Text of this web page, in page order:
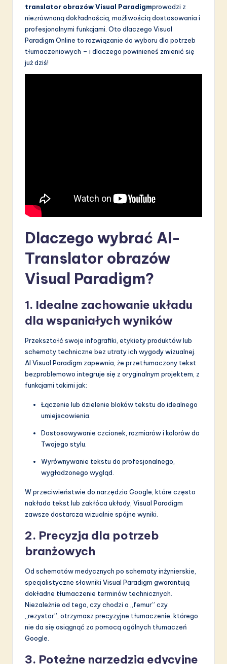
o
ti
translator obrazów Visual Paradigmprowadzi z
niezrównaną dokładnością, możliwością dostosowania i
profesjonalnymi funkcjami. Oto dlaczego Visual
Paradigm Online to rozwiązanie do wyboru dla potrzeb
tłumaczeniowych – i dlaczego powinieneś zmienić się
już dziś!
Dlaczego wybrać AI-
Translator obrazów
Visual Paradigm?
1. Idealne zachowanie układu
dla wspaniałych wyników
Przekształć swoje infografiki, etykiety produktów lub
schematy techniczne bez utraty ich wygody wizualnej.
AI Visual Paradigm zapewnia, że przetłumaczony tekst
bezproblemowo integruje się z oryginalnym projektem, z
funkcjami takimi jak:
Łączenie lub dzielenie bloków tekstu do idealnego
umiejscowienia.
Dostosowywanie czcionek, rozmiarów i kolorów do
Twojego stylu.
Wyrównywanie tekstu do profesjonalnego,
wygładzonego wygląd.
W przeciwieństwie do narzędzia Google, które często
nakłada tekst lub zakłóca układy, Visual Paradigm
zawsze dostarcza wizualnie spójne wyniki.
2. Precyzja dla potrzeb
branżowych
Od schematów medycznych po schematy inżynierskie,
specjalistyczne słowniki Visual Paradigm gwarantują
dokładne tłumaczenie terminów technicznych.
Niezależnie od tego, czy chodzi o „femur” czy
„rezystor”, otrzymasz precyzyjne tłumaczenie, którego
nie da się osiągnąć za pomocą ogólnych tłumaczeń
Google.
3. Potężne narzędzia edycyjne